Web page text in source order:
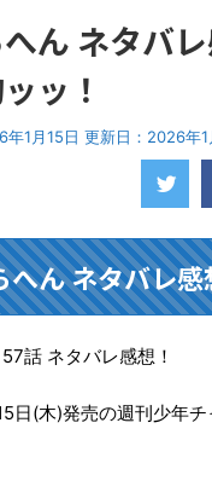
ん ネタバ
ッ！
1月15日 更新日： 2026年1
へん ネタバレ
話 ネタバレ感想！
日(木)発売の週刊少年